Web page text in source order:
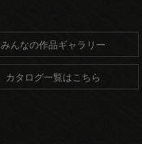
みんなの作品ギャラリー
カタログ一覧はこちら